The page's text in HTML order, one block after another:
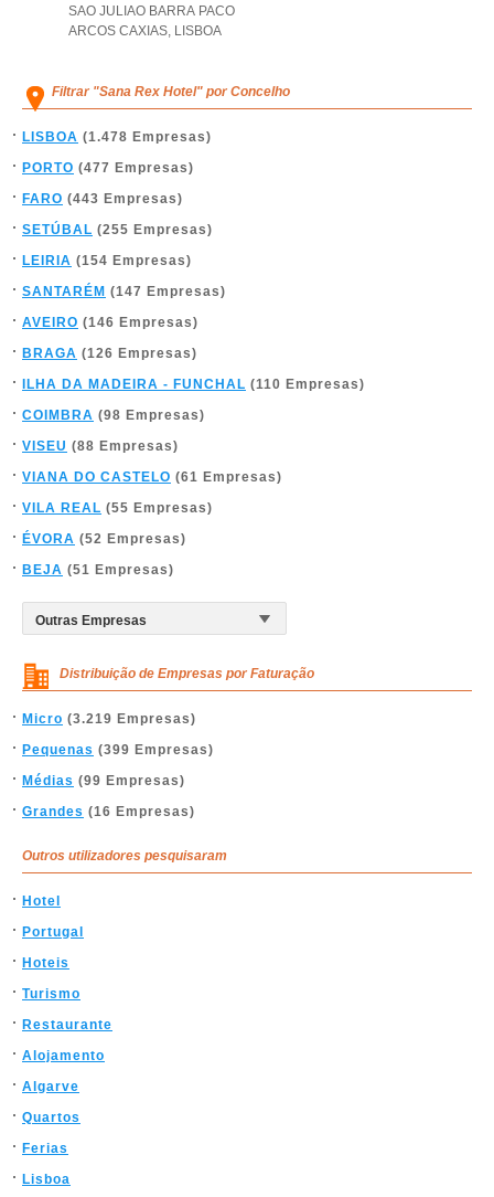
SAO JULIAO BARRA PACO
ARCOS CAXIAS, LISBOA
Filtrar "Sana Rex Hotel" por Concelho
LISBOA (1.478 Empresas)
PORTO (477 Empresas)
FARO (443 Empresas)
SETÚBAL (255 Empresas)
LEIRIA (154 Empresas)
SANTARÉM (147 Empresas)
AVEIRO (146 Empresas)
BRAGA (126 Empresas)
ILHA DA MADEIRA - FUNCHAL (110 Empresas)
COIMBRA (98 Empresas)
VISEU (88 Empresas)
VIANA DO CASTELO (61 Empresas)
VILA REAL (55 Empresas)
ÉVORA (52 Empresas)
BEJA (51 Empresas)
Distribuição de Empresas por Faturação
Micro (3.219 Empresas)
Pequenas (399 Empresas)
Médias (99 Empresas)
Grandes (16 Empresas)
Outros utilizadores pesquisaram
Hotel
Portugal
Hoteis
Turismo
Restaurante
Alojamento
Algarve
Quartos
Ferias
Lisboa